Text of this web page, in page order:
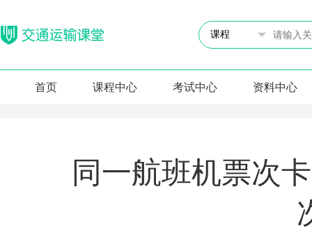
首页 课程中心 考试中心 资料中心
同一航班机票次